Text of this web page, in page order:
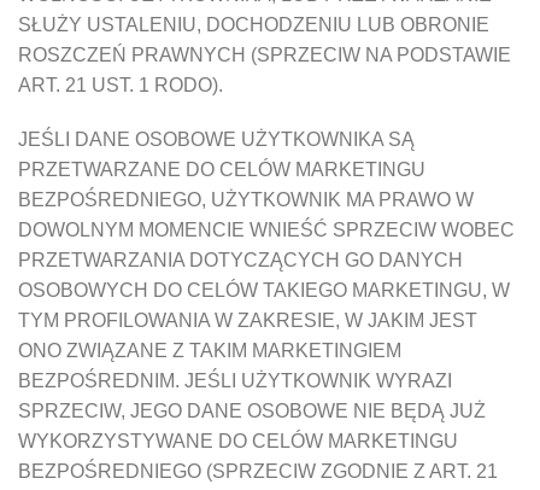
SŁUŻY USTALENIU, DOCHODZENIU LUB OBRONIE
ROSZCZEŃ PRAWNYCH (SPRZECIW NA PODSTAWIE
ART. 21 UST. 1 RODO).
JEŚLI DANE OSOBOWE UŻYTKOWNIKA SĄ
PRZETWARZANE DO CELÓW MARKETINGU
BEZPOŚREDNIEGO, UŻYTKOWNIK MA PRAWO W
DOWOLNYM MOMENCIE WNIEŚĆ SPRZECIW WOBEC
PRZETWARZANIA DOTYCZĄCYCH GO DANYCH
OSOBOWYCH DO CELÓW TAKIEGO MARKETINGU, W
TYM PROFILOWANIA W ZAKRESIE, W JAKIM JEST
ONO ZWIĄZANE Z TAKIM MARKETINGIEM
BEZPOŚREDNIM. JEŚLI UŻYTKOWNIK WYRAZI
SPRZECIW, JEGO DANE OSOBOWE NIE BĘDĄ JUŻ
WYKORZYSTYWANE DO CELÓW MARKETINGU
BEZPOŚREDNIEGO (SPRZECIW ZGODNIE Z ART. 21